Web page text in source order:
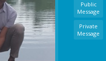
Public
Message
Private
Message